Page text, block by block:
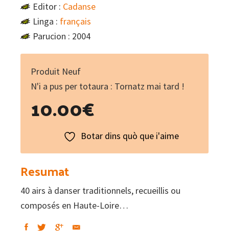
Editor : Cadanse
Linga : français
Parucion : 2004
Produit Neuf
N'i a pus per totaura : Tornatz mai tard !
10.00€
Botar dins quò que i'aime
Resumat
40 airs à danser traditionnels, recueillis ou
composés en Haute-Loire…